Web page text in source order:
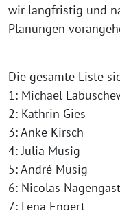
wir langfristig und
Planungen
Die gesamte Liste
1: Michael
2: Kathrin Gies
3: Anke Kirsch
4: Julia Musig
5: André Musig
6: Nicolas Nagengast
7: Lena Engert